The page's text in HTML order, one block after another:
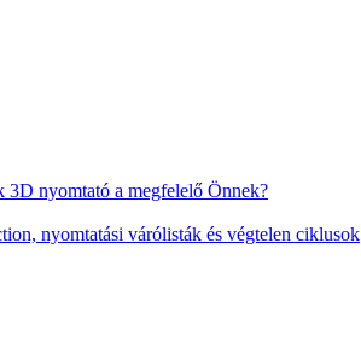
nyomtató a megfelelő Önnek?
nyomtatási várólisták és végtelen ciklusok